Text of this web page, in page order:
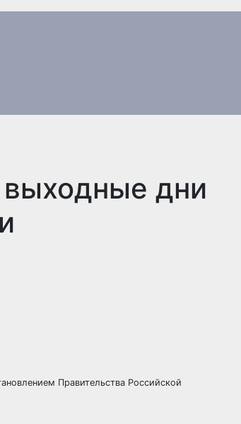
дни
Правительства Российской